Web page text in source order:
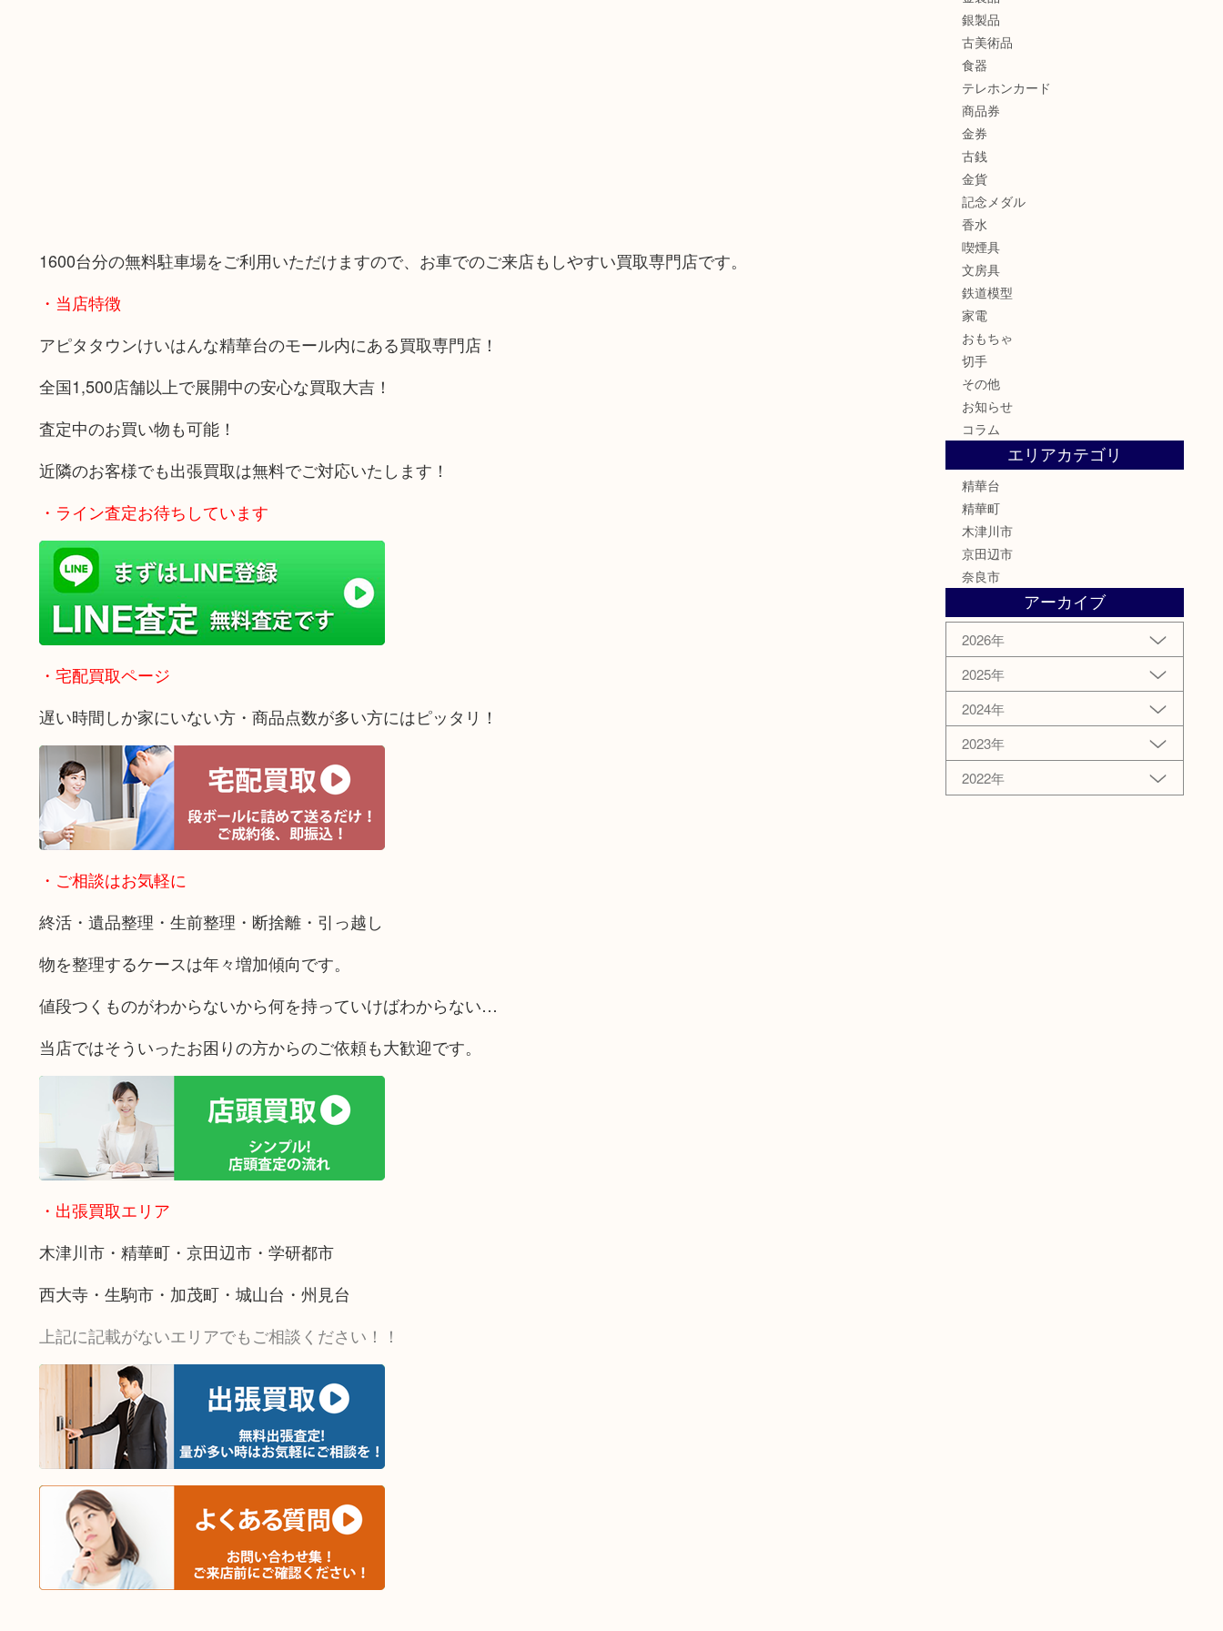
1600台分の無料駐車場をご利用いただけますので、お車でのご来店もしやすい買取専門店です。
・当店特徴
アピタタウンけいはんな精華台のモール内にある買取専門店！
全国1,500店舗以上で展開中の安心な買取大吉！
査定中のお買い物も可能！
近隣のお客様でも出張買取は無料でご対応いたします！
・ライン査定お待ちしています
・宅配買取ページ
遅い時間しか家にいない方・商品点数が多い方にはピッタリ！
・ご相談はお気軽に
終活・遺品整理・生前整理・断捨離・引っ越し
物を整理するケースは年々増加傾向です。
値段つくものがわからないから何を持っていけばわからない…
当店ではそういったお困りの方からのご依頼も大歓迎です。
・出張買取エリア
木津川市・精華町・京田辺市・学研都市
西大寺・生駒市・加茂町・城山台・州見台
上記に記載がないエリアでもご相談ください！！
銀製品
古美術品
食器
テレホンカード
商品券
金券
古銭
金貨
記念メダル
香水
喫煙具
文房具
鉄道模型
家電
おもちゃ
切手
その他
お知らせ
コラム
エリアカテゴリ
精華台
精華町
木津川市
京田辺市
奈良市
アーカイブ
2026年
2025年
2024年
2023年
2022年